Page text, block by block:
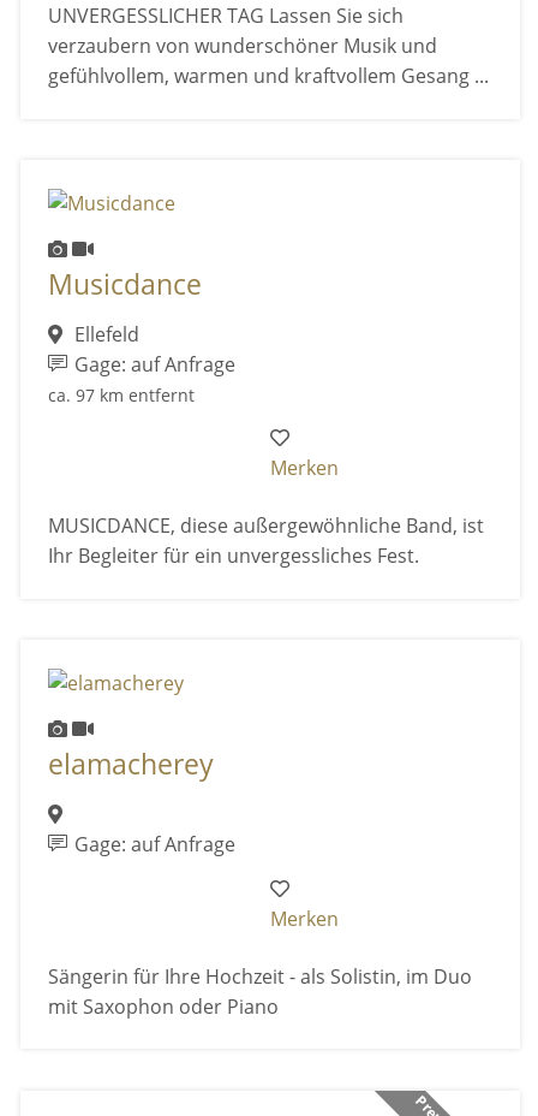
UNVERGESSLICHER TAG Lassen Sie sich
verzaubern von wunderschöner Musik und
gefühlvollem, warmen und kraftvollem Gesang ...
Musicdance
Ellefeld
Gage: auf Anfrage
ca. 97 km entfernt
Merken
MUSICDANCE, diese außergewöhnliche Band, ist
Ihr Begleiter für ein unvergessliches Fest.
elamacherey
Gage: auf Anfrage
Merken
Sängerin für Ihre Hochzeit - als Solistin, im Duo
mit Saxophon oder Piano